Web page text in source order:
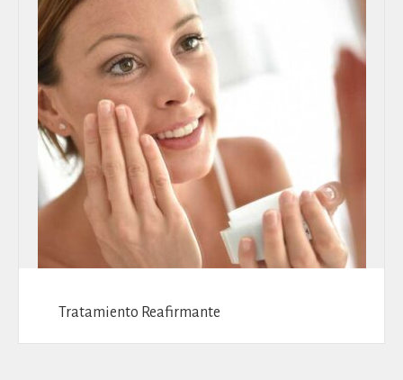
Tratamiento Reafirmante